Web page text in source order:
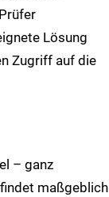
Lösung
Zugriff auf die
– ganz
maßgeblich